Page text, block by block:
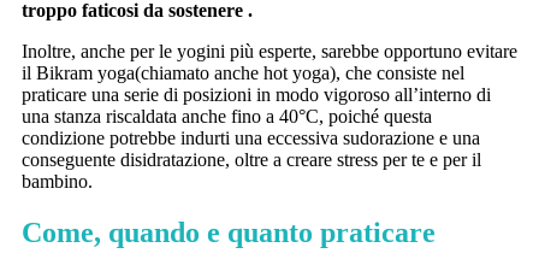
troppo faticosi da sostenere .
Inoltre, anche per le yogini più esperte, sarebbe opportuno evitare
il Bikram yoga(chiamato anche hot yoga), che consiste nel
praticare una serie di posizioni in modo vigoroso all’interno di
una stanza riscaldata anche fino a 40°C, poiché questa
condizione potrebbe indurti una eccessiva sudorazione e una
conseguente disidratazione, oltre a creare stress per te e per il
bambino.
Come, quando e quanto praticare